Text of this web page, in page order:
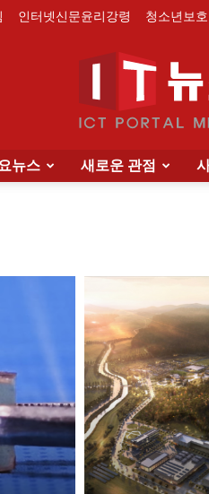
인터넷신문윤리강령 청소년보
뉴스 새로운 관점